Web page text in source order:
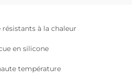
à la chaleur
en silicone
température